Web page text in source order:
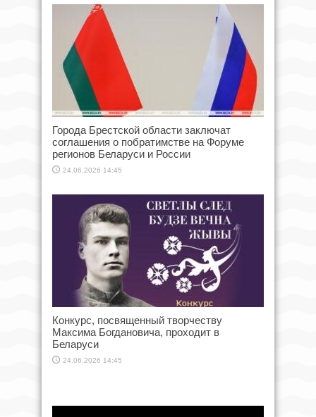
Города Брестской области заключат
соглашения о побратимстве на Форуме
регионов Беларуси и России
24.06.2026 14:45
Конкурс, посвященный творчеству
Максима Богдановича, проходит в
Беларуси
24.06.2026 14:45